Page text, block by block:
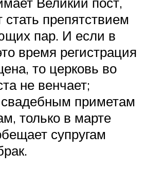
стать препятствием
пар. И если в
время регистрация
то церковь во
не венчает;
приметам
только в марте
супругам